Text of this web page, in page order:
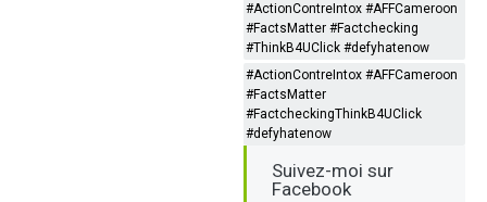
#ActionContreIntox #AFFCameroon
#FactsMatter #Factchecking
#ThinkB4UClick #defyhatenow
#ActionContreIntox #AFFCameroon
#FactsMatter
#FactcheckingThinkB4UClick
#defyhatenow
Suivez-moi sur
Facebook